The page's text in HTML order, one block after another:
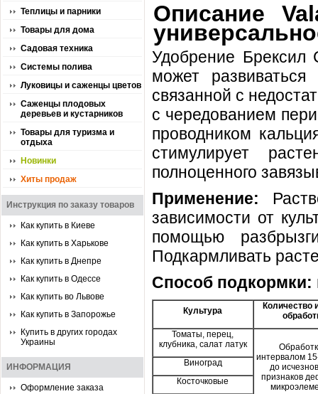
Теплицы и парники
Товары для дома
Садовая техника
Системы полива
Луковицы и саженцы цветов
Саженцы плодовых
деревьев и кустарников
Товары для туризма и
отдыха
Новинки
Хиты продаж
Инструкция по заказу товаров
Как купить в Киеве
Как купить в Харькове
Как купить в Днепре
Как купить в Одессе
Как купить во Львове
Как купить в Запорожье
Купить в других городах
Украины
ИНФОРМАЦИЯ
Оформление заказа
Описание
Удобрение Брексил
может
связанной с
с чередованием
проводником
стимулирует
полноценного
Применение:
зависимости от
помощью
Подкармливать
Способ подкормки:
Культура
Количество
Томаты, перец,
клубника, салат латук
интервалом
до
признаков
Виноград
Косточковые